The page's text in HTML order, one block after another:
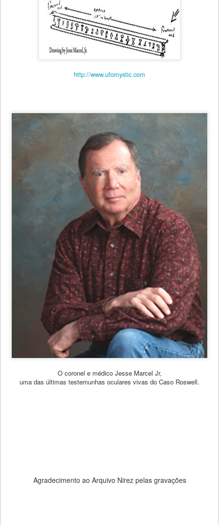
http://www.ufomystic.com
O coronel e médico Jesse Marcel Jr,
uma das últimas testemunhas oculares vivas do Caso Roswell.
Agradecimento ao Arquivo Nirez pelas gravações